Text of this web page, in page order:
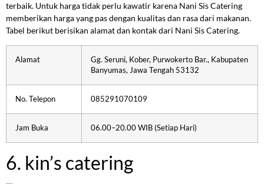
terbaik. Untuk harga tidak perlu kawatir karena Nani Sis Catering
memberikan harga yang pas dengan kualitas dan rasa dari makanan.
Tabel berikut berisikan alamat dan kontak dari Nani Sis Catering.
Alamat
Gg. Seruni, Kober, Purwokerto Bar., Kabupaten
Banyumas, Jawa Tengah 53132
No. Telepon 085291070109
Jam Buka 06.00–20.00 WIB (Setiap Hari)
6. kin’s catering